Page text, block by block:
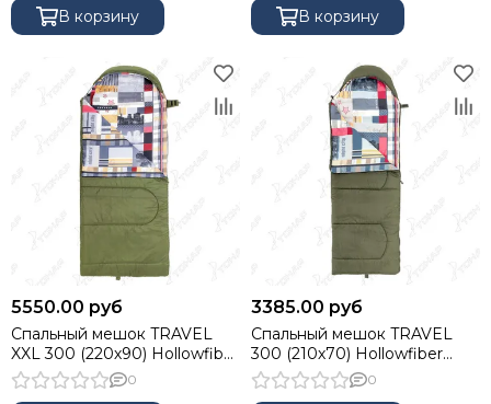
В корзину В корзину
5550.00 руб
Спальный мешок TRAVEL
XXL 300 (220х90) Hollowfiber
зелёный (N-SB-H300-
220x90) NISUS
0
3385.00 руб
Спальный мешок TRAVEL
300 (210х70) Hollowfiber
зелёный (N-SB-H300-
210x70) NISUS
0